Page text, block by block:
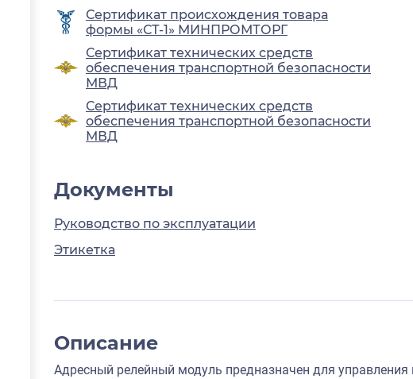
Сертификат происхождения товара
формы «СТ-1» МИНПРОМТОРГ
Сертификат технических средств
обеспечения транспортной безопасности
МВД
Сертификат технических средств
обеспечения транспортной безопасности
МВД
Документы
Руководство по эксплуатации
Этикетка
Описание
Адресный релейный модуль предназначен для